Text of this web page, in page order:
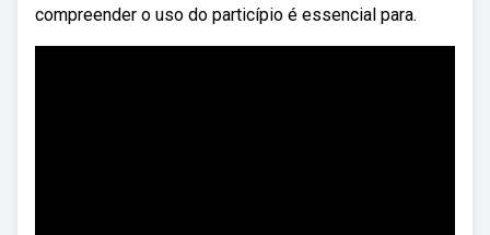
compreender o uso do particípio é essencial para.